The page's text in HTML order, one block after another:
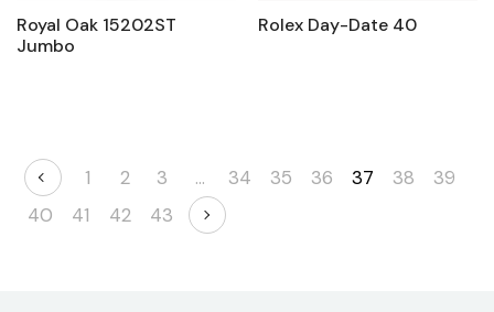
Royal Oak 15202ST
Jumbo
Rolex Day-Date 40
1 2 3 … 34 35 36 37 38
39
40
41 42 43